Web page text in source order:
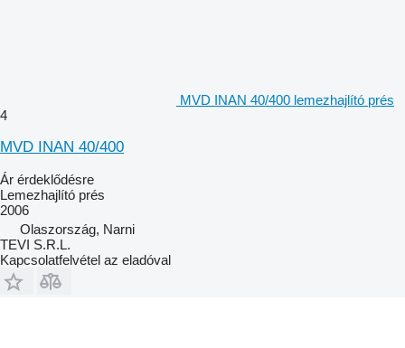
MVD INAN 40/400 lemezhajlító prés
4
MVD INAN 40/400
Ár érdeklődésre
Lemezhajlító prés
2006
Olaszország, Narni
TEVI S.R.L.
Kapcsolatfelvétel az eladóval